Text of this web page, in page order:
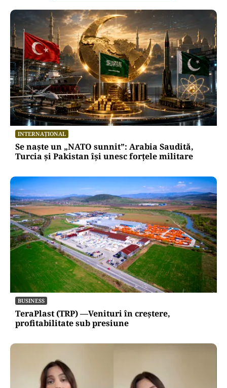
Puterea Financiara
Transgaz vrea să devină acționar la
dezvoltatorul unui terminal american
de gaze naturale lichefiate
Oficiuldestiri.ro
Atacurile cibernetice expun
vulnerabilitățile statului român: ANP
repetă scenariul e‑Terra. Ce ascund
comunicările oficiale și cine răspunde
pentru mentenanța IT a instituțiilor
publice
Alte Articole Importante
INTERNAȚIONAL
Se naște un „NATO sunnit”: Arabia Saudită,
Turcia și Pakistan își unesc forțele militare